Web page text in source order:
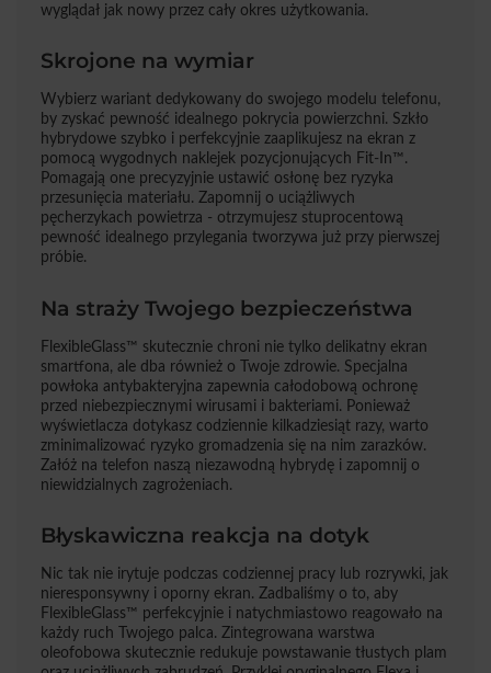
wyglądał jak nowy przez cały okres użytkowania.
Skrojone na wymiar
Wybierz wariant dedykowany do swojego modelu telefonu,
by zyskać pewność idealnego pokrycia powierzchni. Szkło
hybrydowe szybko i perfekcyjnie zaaplikujesz na ekran z
pomocą wygodnych naklejek pozycjonujących Fit-In™.
Pomagają one precyzyjnie ustawić osłonę bez ryzyka
przesunięcia materiału. Zapomnij o uciążliwych
pęcherzykach powietrza - otrzymujesz stuprocentową
pewność idealnego przylegania tworzywa już przy pierwszej
próbie.
Na straży Twojego bezpieczeństwa
FlexibleGlass™ skutecznie chroni nie tylko delikatny ekran
smartfona, ale dba również o Twoje zdrowie. Specjalna
powłoka antybakteryjna zapewnia całodobową ochronę
przed niebezpiecznymi wirusami i bakteriami. Ponieważ
wyświetlacza dotykasz codziennie kilkadziesiąt razy, warto
zminimalizować ryzyko gromadzenia się na nim zarazków.
Załóż na telefon naszą niezawodną hybrydę i zapomnij o
niewidzialnych zagrożeniach.
Błyskawiczna reakcja na dotyk
Nic tak nie irytuje podczas codziennej pracy lub rozrywki, jak
nieresponsywny i oporny ekran. Zadbaliśmy o to, aby
FlexibleGlass™ perfekcyjnie i natychmiastowo reagowało na
każdy ruch Twojego palca. Zintegrowana warstwa
oleofobowa skutecznie redukuje powstawanie tłustych plam